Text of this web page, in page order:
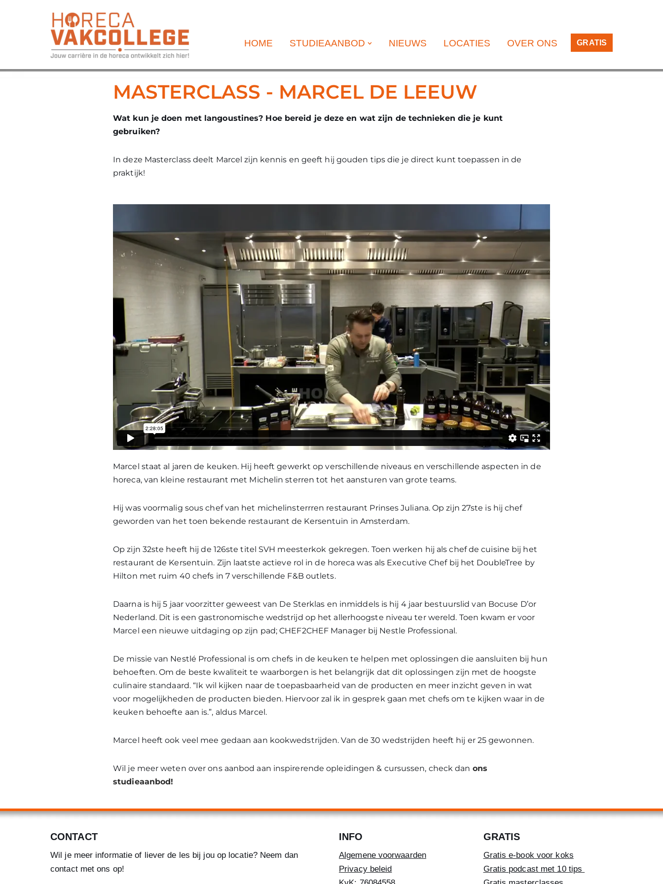
inhoud
HOME STUDIEAANBOD NIEUWS LOCATIES OVER ONS GRATIS
MASTERCLASS - MARCEL DE LEEUW
Wat kun je doen met langoustines? Hoe bereid je deze en wat zijn de technieken die je kunt
gebruiken?
In deze Masterclass deelt Marcel zijn kennis en geeft hij gouden tips die je direct kunt toepassen in de
praktijk!
Marcel staat al jaren de keuken. Hij heeft gewerkt op verschillende niveaus en verschillende aspecten in de
horeca, van kleine restaurant met Michelin sterren tot het aansturen van grote teams.
Hij was voormalig sous chef van het michelinsterrren restaurant Prinses Juliana. Op zijn 27ste is hij chef
geworden van het toen bekende restaurant de Kersentuin in Amsterdam.
Op zijn 32ste heeft hij de 126ste titel SVH meesterkok gekregen. Toen werken hij als chef de cuisine bij het
restaurant de Kersentuin. Zijn laatste actieve rol in de horeca was als Executive Chef bij het DoubleTree by
Hilton met ruim 40 chefs in 7 verschillende F&B outlets.
Daarna is hij 5 jaar voorzitter geweest van De Sterklas en inmiddels is hij 4 jaar bestuurslid van Bocuse D’or
Nederland. Dit is een gastronomische wedstrijd op het allerhoogste niveau ter wereld. Toen kwam er voor
Marcel een nieuwe uitdaging op zijn pad; CHEF2CHEF Manager bij Nestle Professional.
De missie van Nestlé Professional is om chefs in de keuken te helpen met oplossingen die aansluiten bij hun
behoeften. Om de beste kwaliteit te waarborgen is het belangrijk dat dit oplossingen zijn met de hoogste
culinaire standaard. “Ik wil kijken naar de toepasbaarheid van de producten en meer inzicht geven in wat
voor mogelijkheden de producten bieden. Hiervoor zal ik in gesprek gaan met chefs om te kijken waar in de
keuken behoefte aan is.”, aldus Marcel.
Marcel heeft ook veel mee gedaan aan kookwedstrijden. Van de 30 wedstrijden heeft hij er 25 gewonnen.
Wil je meer weten over ons aanbod aan inspirerende opleidingen & cursussen, check dan ons
studieaanbod!
CONTACT
Wil je meer informatie of liever de les bij jou op locatie? Neem dan
contact met ons op!
INFO
Algemene voorwaarden
Privacy beleid
GRATIS
Gratis e-book voor koks
Gratis podcast met 10 tips